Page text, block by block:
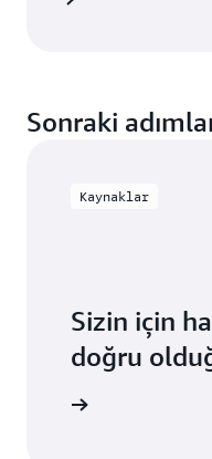
Sonraki
Kaynaklar
Sizin için
doğru